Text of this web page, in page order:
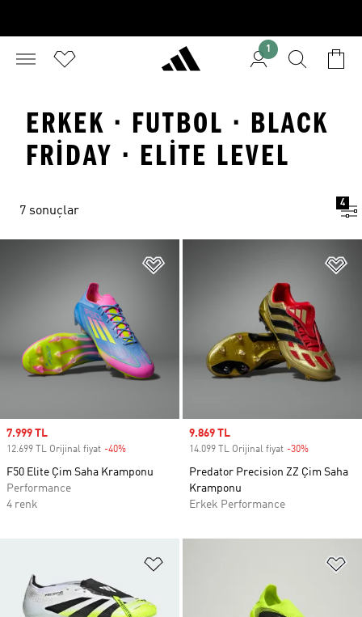
1
ERKEK · FUTBOL · BLACK
FRIDAY · ELITE LEVEL
7 sonuçlar
4
Sale price
7.999 TL
12.699 TL Orijinal fiyat -40%
F50 Elite Çim Saha Kramponu
Performance
4 renk
Sale price
9.869 TL
14.099 TL Orijinal fiyat -30%
Predator Precision ZZ Çim Saha
Kramponu
Erkek Performance